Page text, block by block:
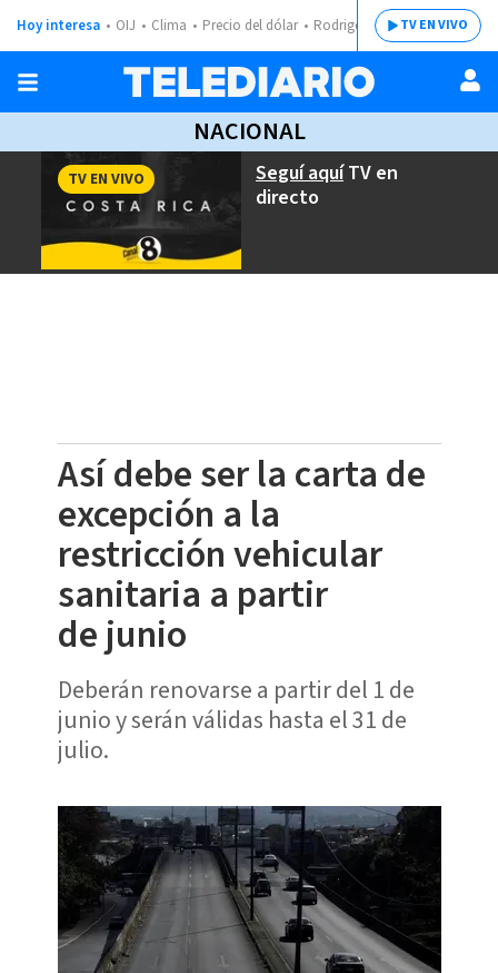
Hoy interesa OIJ Clima Precio del dólar Rodrigo ChavesTV EN VIVO
NACIONAL
Seguí aquíTV en
directo
TV EN VIVO
Así debe ser la carta de
excepción a la
restricción vehicular
sanitaria a partir
de junio
Deberán renovarse a partir del 1 de
junio y serán válidas hasta el 31 de
julio.